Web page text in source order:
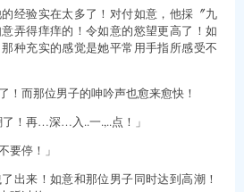
经验实在太多了！对付如意，他採〞九
弄得痒痒的！令如意的慾望更高了！如
种充实的感觉是她平常用手指所感受不
！而那位男子的呻吟声也愈来愈快！
！再…深…入..一.,..点！」
要停！」
出来！如意和那位男子同时达到高潮！